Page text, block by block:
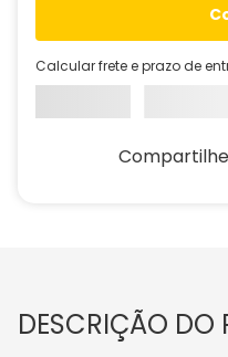
Calcular frete e prazo de
DESCRIÇÃO DO